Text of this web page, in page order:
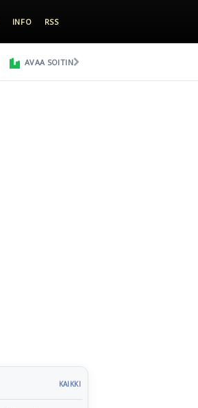
INFO RSS
AVAA SOITIN
KAIKKI